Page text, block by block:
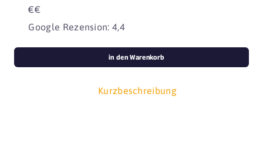
€€
Google Rezension: 4,4
Kurzbeschreibung
in den Warenkorb